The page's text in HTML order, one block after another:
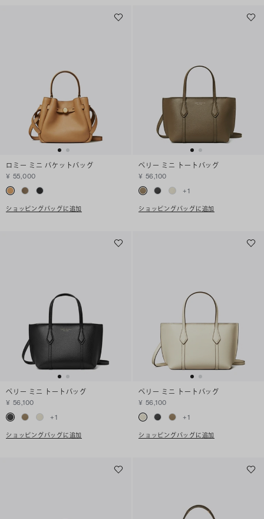
ロミー ミニ バケットバッグ
¥ 55,000
ショッピングバッグに追加
ペリー ミニ トートバッグ
¥ 56,100
+1
ショッピングバッグに追加
ペリー ミニ トートバッグ
¥ 56,100
+1
ショッピングバッグに追加
ペリー ミニ トートバッグ
¥ 56,100
+1
ショッピングバッグに追加